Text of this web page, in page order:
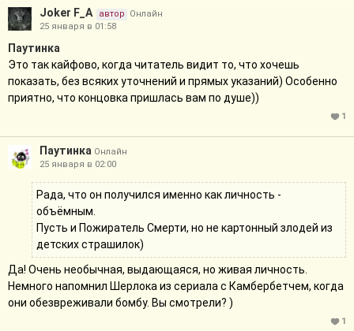
Joker F_A автор
Онлайн
25 января в 01:58
Паутинка
Это так кайфово, когда читатель видит то, что хочешь
показать, без всяких уточнений и прямых указаний) Особенно
приятно, что концовка пришлась вам по душе))
1
Паутинка Онлайн
25 января в 02:00
Рада, что он получился именно как личность -
объёмным.
Пусть и Пожиратель Смерти, но не картонный злодей из
детских страшилок)
Да! Очень необычная, выдающаяся, но живая личность.
Немного напомнил Шерлока из сериала с Камбербетчем, когда
они обезвреживали бомбу. Вы смотрели? )
1